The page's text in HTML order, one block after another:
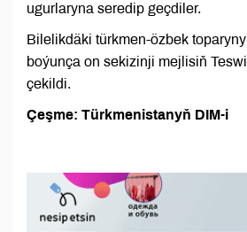
ugurlaryna seredip geçdiler.
Bilelikdäki türkmen-özbek
boýunça on sekizinji mejlisiň
çekildi.
Çeşme: Türkmenistanyň DIM-i